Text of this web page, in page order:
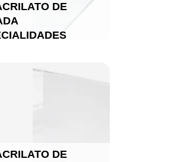
DE
DE